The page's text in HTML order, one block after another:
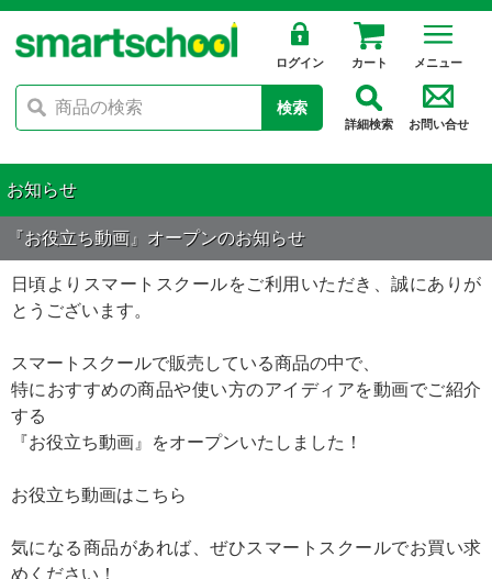
ログイン カート メニュー
検索
詳細検索 お問い合せ
お知らせ
『お役立ち動画』オープンのお知らせ
日頃よりスマートスクールをご利用いただき、誠にありが
とうございます。
スマートスクールで販売している商品の中で、
特におすすめの商品や使い方のアイディアを動画でご紹介
する
『お役立ち動画』をオープンいたしました！
お役立ち動画はこちら
気になる商品があれば、ぜひスマートスクールでお買い求
めください！